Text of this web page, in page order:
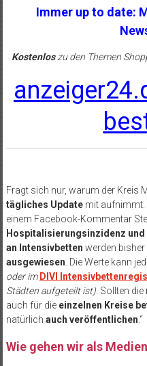
Immer up to date:
Kostenloszu den Themen
Fragt sich nur, warum der Kreis
tägliches Updatemit aufnimmt.
einem Facebook-Kommentar
Hospitalisierungsinzidenz
an Intensivbetten werden bisher
ausgewiesen . Die Werte kann
oder im DIVI
Städten aufgeteilt ist). Sollten die
auch für die einzelnen Kreise
natürlich auch veröffentlichen .“
Wie gehen wir als